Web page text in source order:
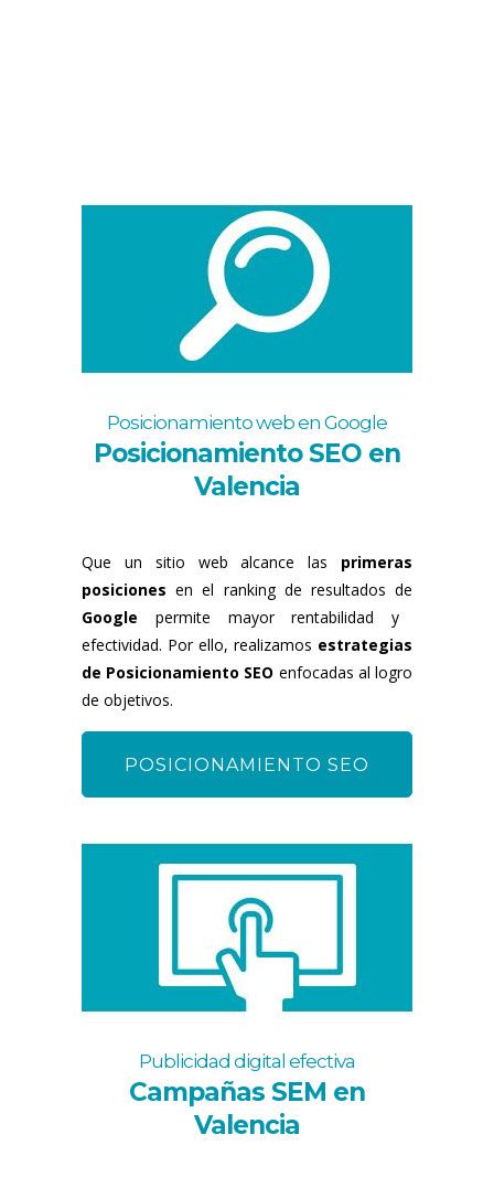
Posicionamiento web en Google
Posicionamiento SEO en
Valencia
Que un sitio web alcance las primeras
posiciones en el ranking de resultados de
Google permite mayor rentabilidad y
efectividad. Por ello, realizamos estrategias
de Posicionamiento SEO enfocadas al logro
de objetivos.
POSICIONAMIENTO SEO
Publicidad digital efectiva
Campañas SEM en
Valencia